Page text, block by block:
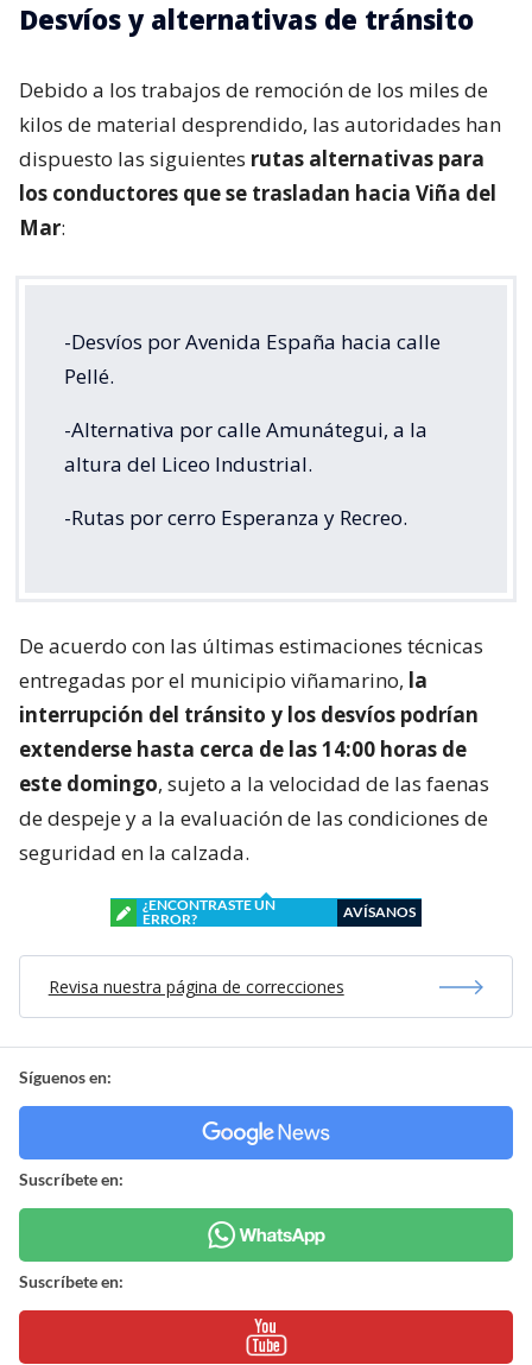
Desvíos y alternativas de tránsito
Debido a los trabajos de remoción de los miles de
kilos de material desprendido, las autoridades han
dispuesto las siguientes rutas alternativas para
los conductores que se trasladan hacia Viña del
Mar:
-Desvíos por Avenida España hacia calle
Pellé.
-Alternativa por calle Amunátegui, a la
altura del Liceo Industrial.
-Rutas por cerro Esperanza y Recreo.
De acuerdo con las últimas estimaciones técnicas
entregadas por el municipio viñamarino, la
interrupción del tránsito y los desvíos podrían
extenderse hasta cerca de las 14:00 horas de
este domingo, sujeto a la velocidad de las faenas
de despeje y a la evaluación de las condiciones de
seguridad en la calzada.
¿ENCONTRASTE UN
ERROR?
AVÍSANOS
Revisa nuestra página de correcciones
Síguenos en:
Suscríbete en:
Suscríbete en: